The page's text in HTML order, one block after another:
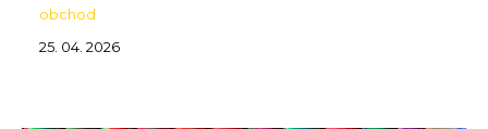
obchod
25. 04. 2026